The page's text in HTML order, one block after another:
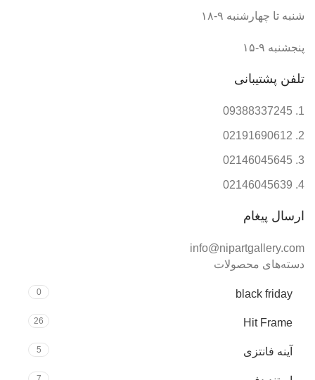
شنبه تا چهارشنبه ۹-۱۸
پنجشنبه ۹-۱۵
تلفن پشتیبانی
09388337245
02191690612
02146045645
02146045639
ارسال پیغام
info@nipartgallery.com
دسته‌های محصولات
black friday
0
Hit Frame
26
آینه فانتزی 5